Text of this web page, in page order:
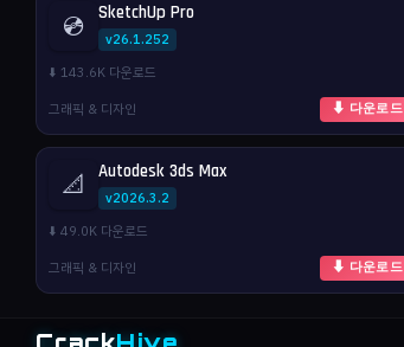
💿 SketchUp Pro
v26.1.252
⬇️ 143.6K 다운로드
그래픽 & 디자인
⬇ 다운로드
📐 Autodesk 3ds Max
v2026.3.2
⬇️ 49.0K 다운로드
그래픽 & 디자인
⬇ 다운로드